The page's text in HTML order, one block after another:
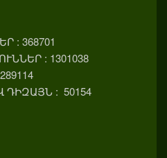
: 368701
: 1301038
: 50154